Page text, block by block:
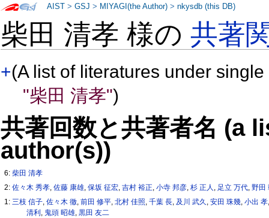
柴田 清孝 様の共著
+(A list of literatures under
"柴田 清孝")
共著回数と共著者名 (a
author(s))
6:柴田 清孝
2:佐々木 秀孝,佐藤 康雄,保坂 征宏,吉村 裕正,小寺 邦彦,杉 正人 , 足立 万代,野田
1:三枝 信子,佐々木 徹,前田 修平,北村 佳照,千葉 長, 及川 武久 ,安田 珠幾,小出 孝
清利 , 鬼頭 昭雄, 黒田 友二
AIST >GSJ > MIYAGI(the Author) >nkysdb (this DB)